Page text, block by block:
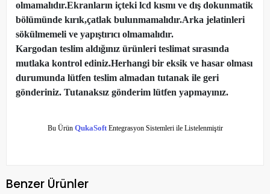
olmamalıdır.Ekranların içteki lcd kısmı ve dış dokunmatik
bölümünde kırık,çatlak bulunmamalıdır.Arka jelatinleri
sökülmemeli ve yapıştırıcı olmamalıdır.
Kargodan teslim aldığınız ürünleri teslimat sırasında
mutlaka kontrol ediniz.Herhangi bir eksik ve hasar olması
durumunda lütfen teslim almadan tutanak ile geri
gönderiniz. Tutanaksız gönderim lütfen yapmayınız.
Bu Ürün QukaSoftEntegrasyon Sistemleri ile Listelenmiştir
Benzer Ürünler